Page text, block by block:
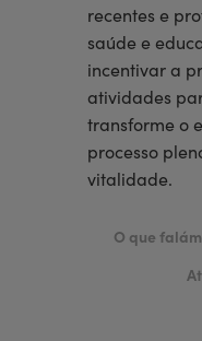
recentes e
saúde e
incentivar a
atividades
transforme o
processo
vitalidade.
O que